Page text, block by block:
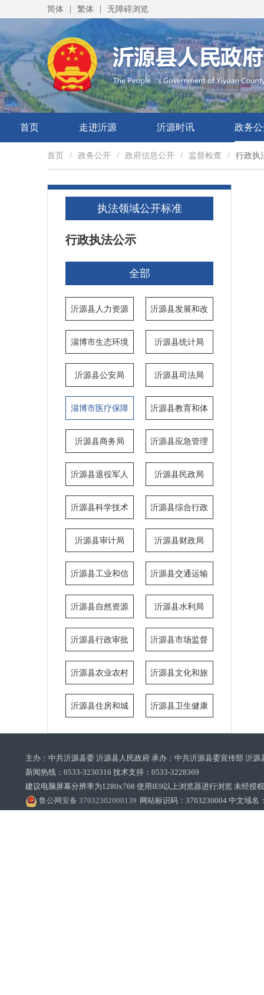
简体 | 繁体 | 无障碍浏览
首页 走进沂源 沂源时讯 政务
首页 / 政务公开 / 政府信息公开 / 监督检查 / 行政执
执法领域公开标准
行政执法公示
全部
沂源县人力资源
和社会保障局
沂源县发展和改
革局
淄博市生态环境
局沂源分局
沂源县统计局
沂源县公安局 沂源县司法局
淄博市医疗保障
局沂源分局
沂源县教育和体
育局
沂源县商务局
沂源县应急管理
局
沂源县退役军人
事务局
沂源县民政局
沂源县科学技术
局
沂源县综合行政
执法局
沂源县审计局
沂源县财政局
沂源县工业和信
息化局
沂源县交通运输
局
沂源县自然资源
局
沂源县水利局
沂源县行政审批
服务局
沂源县市场监督
管理局
沂源县农业农村
局
沂源县文化和旅
游局
沂源县住房和城
沂源县卫生健康
主办：中共沂源县委 沂源县人民政府 承办：中共沂源县委宣传部 沂
新闻热线：0533-3230316 技术支持：0533-3228369‌‌
建议电脑屏幕分辨率为1280x768 使用IE9以上浏览器进行浏览 未经授
鲁公网安备 37032302000139 网站标识码：3703230004 中文域名